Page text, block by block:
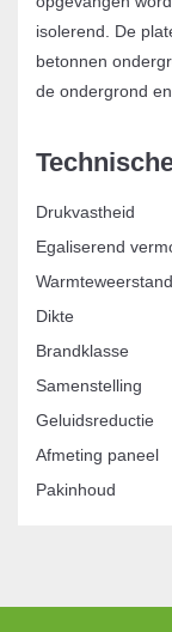
isolerend. De
betonnen
de ondergrond
Drukvastheid
Egaliserend
Warmteweerstand
Dikte
Brandklasse
Samenstelling
Geluidsreductie
Afmeting paneel
Pakinhoud